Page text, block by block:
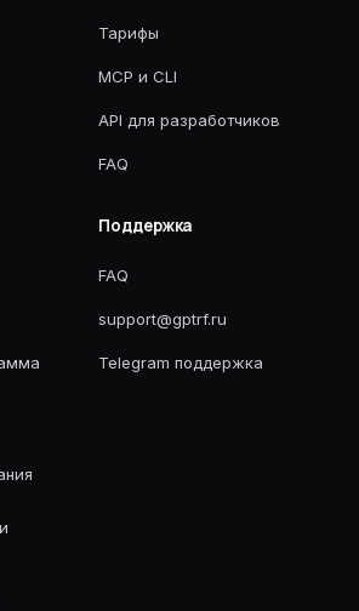
Тарифы
MCP и CLI
API для разработчиков
FAQ
Поддержка
FAQ
support@gptrf.ru
Telegram поддержка